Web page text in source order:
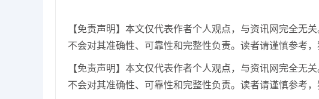
【免责声明】本文仅代表作者个人观点，与资讯网完全无
不会对其准确性、可靠性和完整性负责。读者请谨慎参考
【免责声明】本文仅代表作者个人观点，与资讯网完全无
不会对其准确性、可靠性和完整性负责。读者请谨慎参考